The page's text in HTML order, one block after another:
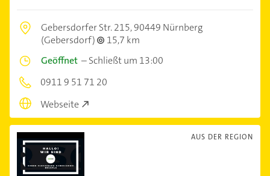
Gebersdorfer Str. 215,90449 Nürnberg
(Gebersdorf)
15,7 km
Geöffnet –Schließt um 13:00
0911 9 51 71 20
Webseite
AUS DER REGION